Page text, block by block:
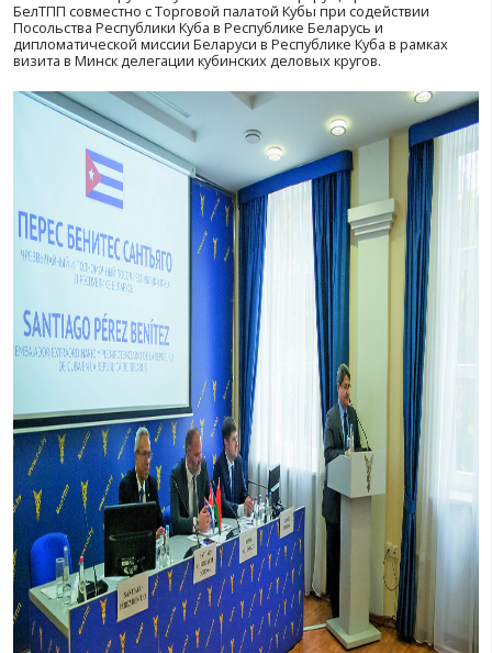
Благоприятными факторами для развития торгово-
отношений остаются высокий уровень политических
между странами и потенциальная востребованность
товаров на рынке Кубы ввиду продолжительного
опыта работы кубинских конечных потребителей с
сложнотехнической продукцией, в первую очередь –
сельскохозяйственным оборудованием: на полях
более 20 тысяч тракторов белорусского производства.
Установление контактов между представителями
сообщества Беларуси и Кубы способствует
торгово-экономических отношений.
27 сентября в Белорусской торгово-промышленной
состоялся Белорусско-­Кубинский бизнес-­форум,
БелТПП совместно с Торговой палатой Кубы при
Посольства Республики Куба в Республике Беларусь и
дипломатической миссии Беларуси в Республике Куба
визита в Минск делегации кубинских деловых кругов.